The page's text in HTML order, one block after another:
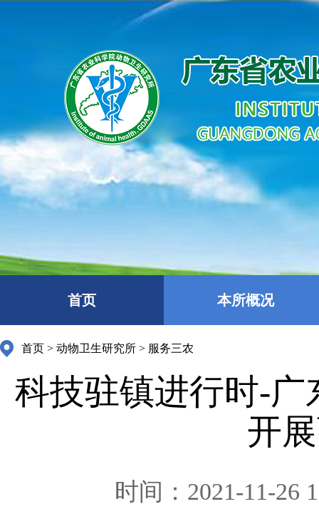
首页 本所概况
首页 > 动物卫生研究所 > 服务三农
科技驻镇进行时-
开
时间：2021-11-26